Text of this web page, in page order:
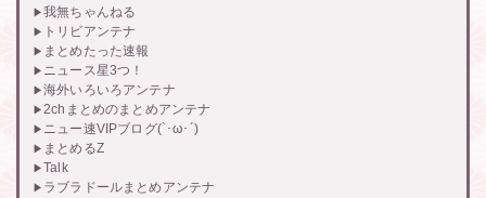
我無ちゃんねる
トリビアンテナ
まとめたった速報
ニュース星3つ！
海外いろいろアンテナ
2chまとめのまとめアンテナ
ニュー速VIPブログ(`･ω･´)
まとめるZ
Talk
ラブラドールまとめアンテナ